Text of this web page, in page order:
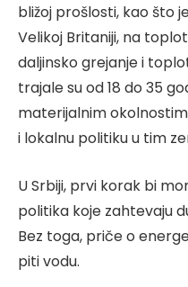
bližoj prošlosti, kao što
Velikoj Britaniji, na
daljinsko grejanje i
trajale su od 18 do 35
materijalnim
i lokalnu politiku u tim
U Srbiji, prvi korak bi
politika koje zahtevaju
Bez toga, priče o
piti vodu.